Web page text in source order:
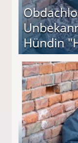
Hündin
entführten seine